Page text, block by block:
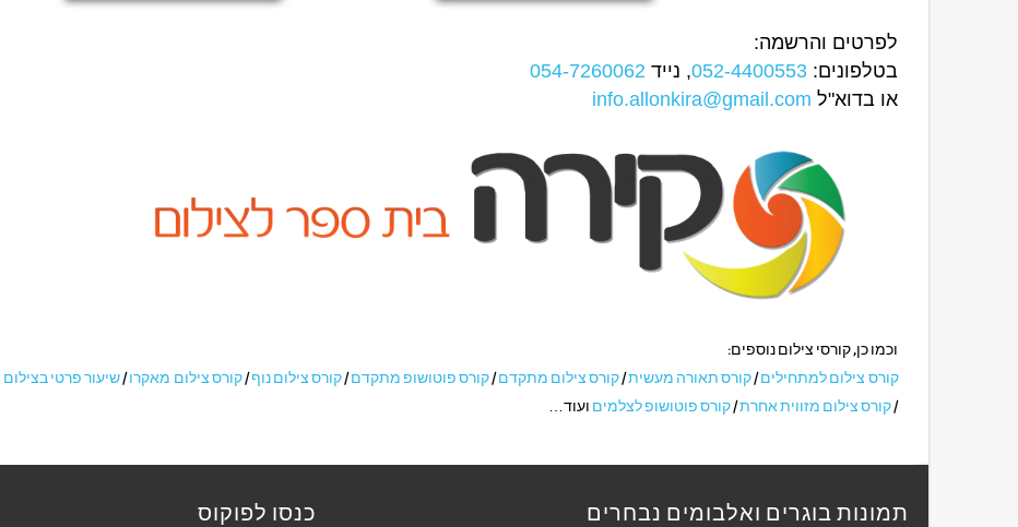
לפרטים והרשמה:
בטלפונים: 052-4400553, נייד 054-7260062
או בדוא"ל info.allonkira@gmail.com
וכמו כן, קורסי צילום נוספים:
קורס צילום למתחילים/קורס תאורה מעשית/קורס צילום מתקדם/קורס פוטושופ מתקדם/קורס צילום נוף/קורס צילום מאקרו/שיעור פרטי בצילום
/קורס צילום מזווית אחרת/קורס פוטושופ לצלמים ועוד…
תמונות בוגרים ואלבומים נבחרים כנסו לפוקוס